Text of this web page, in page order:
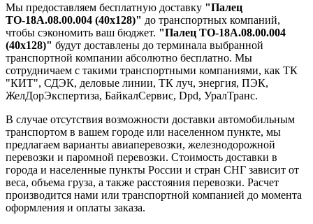
Мы предоставляем бесплатную доставку "Палец
ТО-18А.08.00.004 (40х128)" до транспортных компаний,
чтобы сэкономить ваш бюджет. "Палец ТО-18А.08.00.004
(40х128)" будут доставлены до терминала выбранной
транспортной компании абсолютно бесплатно. Мы
сотрудничаем с такими транспортными компаниями, как ТК
"КИТ", СДЭК, деловые линии, ТК луч, энергия, ПЭК,
ЖелДорЭкспертиза, БайкалСервис, Dpd, УралТранс.
В случае отсутствия возможности доставки автомобильным
транспортом в вашем городе или населенном пункте, мы
предлагаем варианты авиаперевозки, железнодорожной
перевозки и паромной перевозки. Стоимость доставки в
города и населенные пункты России и стран СНГ зависит от
веса, объема груза, а также расстояния перевозки. Расчет
производится нами или транспортной компанией до момента
оформления и оплаты заказа.